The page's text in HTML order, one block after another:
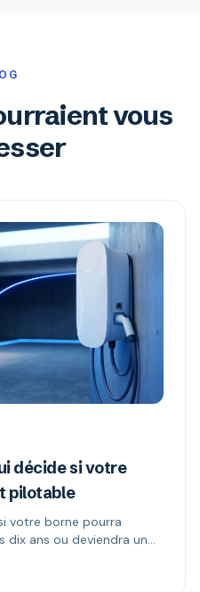
vous
décide si votre
pilotable
votre borne pourra
dix ans ou deviendra un
repérer une borne «